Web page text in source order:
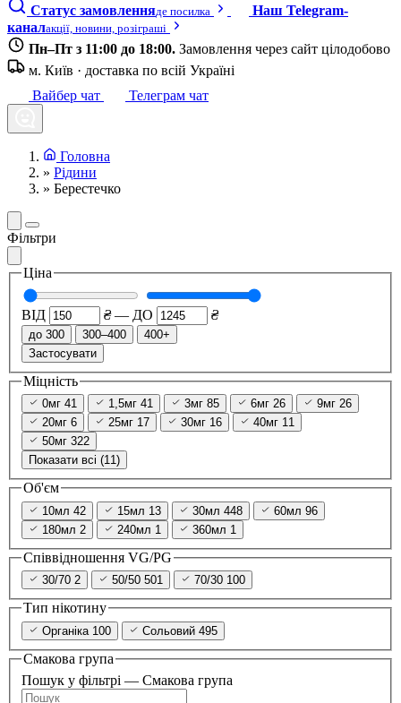
Статус замовленняде посилка
Наш Telegram-
каналакції, новини, розіграші
Пн–Пт з 11:00 до 18:00. Замовлення через сайт цілодобово
м. Київ · доставка по всій Україні
Вайбер чат
Телеграм чат
Головна
» Рідини
» Берестечко
Фільтри
Ціна
ВІД ₴ — ДО ₴
до 300 300–400
400+
Застосувати
Міцність
0мг 41 1,5мг 41 3мг 85 6мг 26 9мг 26
20мг 6 25мг 17 30мг 16 40мг 11
50мг 322
Показати всі (11)
Об'єм
10мл 42 15мл 13 30мл 448 60мл 96
180мл 2 240мл 1 360мл 1
Співвідношення VG/PG
30/70 2 50/50 501 70/30 100
Тип нікотину
Органіка 100 Сольовий 495
Смакова група
Пошук у фільтрі — Смакова група